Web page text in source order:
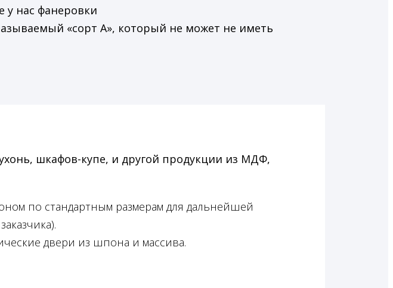
у нас фанеровки
«сорт А», который не может не иметь
шкафов-купе, и другой продукции из МДФ,
по стандартным размерам для дальнейшей
двери из шпона и массива.